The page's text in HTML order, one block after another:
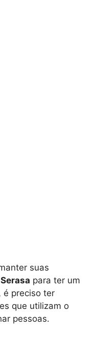
suas
Serasa para ter um
é preciso ter
que utilizam o
pessoas.